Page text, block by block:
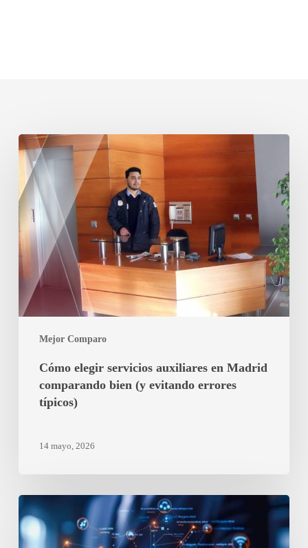
Mejor Comparo
Cómo
elegir
servicios
auxiliares
Madrid
comparando
bien
(y
evitando
errores
Cómo elegir servicios auxiliares en Madrid
comparando bien (y evitando errores
típicos)
14 mayo, 2026
Cuánto
puedes
ahorrar